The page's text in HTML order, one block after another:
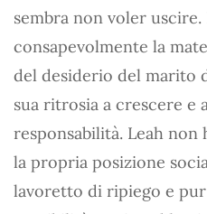
sembra non voler
consapevolmente la
del desiderio del marito
sua ritrosia a crescere e
responsabilità. Leah
la propria posizione
lavoretto di ripiego e